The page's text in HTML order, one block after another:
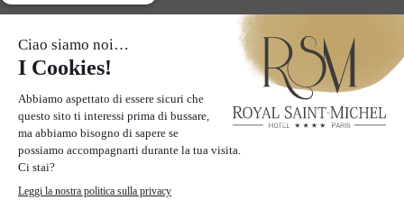
NEWSLETTER
Ricevere le nostre offerte e promozioni speciali
ISCRIVITI ALLA NOSTRA NEWSLETTER
LE PAGINE
Il nostro hotel